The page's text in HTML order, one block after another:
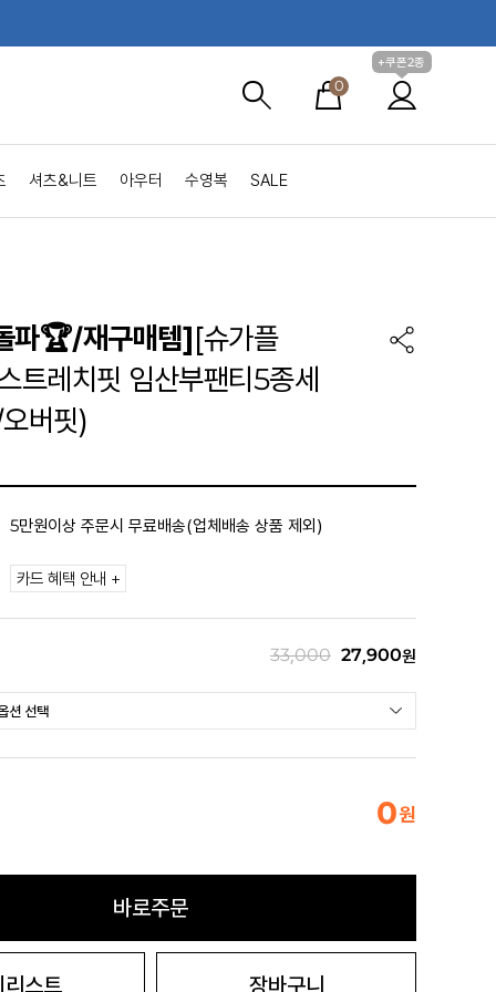
0
+쿠폰2종
셔츠&니트 아우터 수영복 SALE
파🏆/재구매템][슈가플
트레치핏 임산부팬티5종세
버핏)
5만원이상 주문시 무료배송(업체배송 상품 제외)
카드 혜택 안내 +
33,000 27,900원
0원
바로주문
리스트 장바구니